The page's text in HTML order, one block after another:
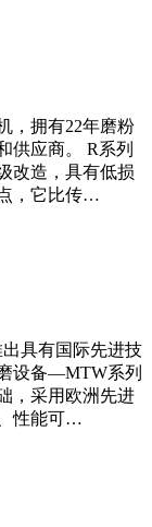
，拥有22年磨粉
供应商。 R系列
改造，具有低损
，它比传…
具有国际先进技
设备—MTW系列
，采用欧洲先进
性能可…